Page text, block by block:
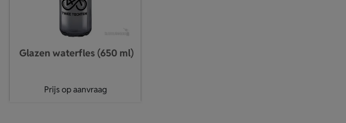
Glazen waterfles (650 ml)
Prijs op aanvraag